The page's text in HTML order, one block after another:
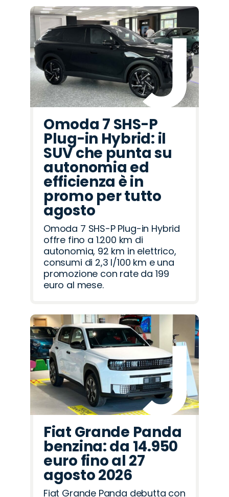
Omoda 7 SHS-P
Plug-in Hybrid: il
SUV che punta su
autonomia ed
efficienza è in
promo per tutto
agosto
Omoda 7 SHS-P Plug-in Hybrid
offre fino a 1.200 km di
autonomia, 92 km in elettrico,
consumi di 2,3 l/100 km e una
promozione con rate da 199
euro al mese.
Fiat Grande Panda
benzina: da 14.950
euro fino al 27
agosto 2026
Fiat Grande Panda debutta con